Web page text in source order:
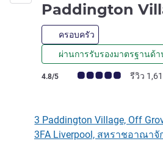
Paddington
ครอบครัว
ผ่านการรับรองมาตรฐานด้
คะแนนความคิดเห็นจากแขก (เรทติ้งบ
4.8/5 รีวิว
3 Paddington Village, Off
3FA Liverpool, สหราชอาณาจั